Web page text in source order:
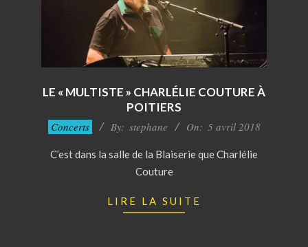
LE « MULTISTE » CHARLÉLIE COUTURE À
POITIERS
2018-
05
Concerts By: stephane On: 5 avril 2018
C’est dans la salle de la Blaiserie que Charlélie
Couture
LIRE LA SUITE